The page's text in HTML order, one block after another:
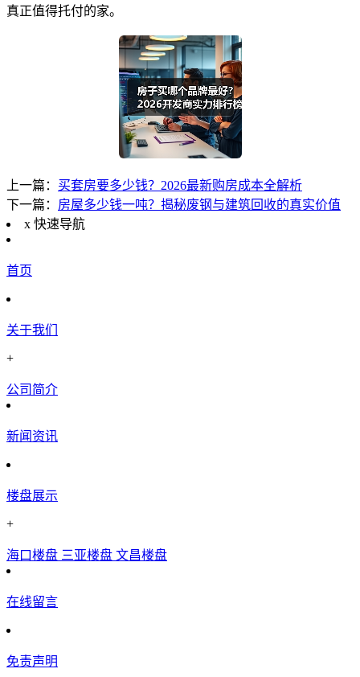
真正值得托付的家。
上一篇： 买套房要多少钱？2026最新购房成本全解析
下一篇： 房屋多少钱一吨？揭秘废钢与建筑回收的真实价值
x 快速导航
首页
关于我们
+
公司简介
新闻资讯
楼盘展示
+
海口楼盘 三亚楼盘 文昌楼盘
在线留言
免责声明